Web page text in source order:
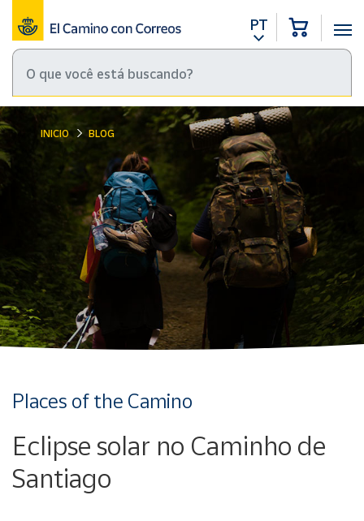
PT
INICIO BLOG
Places of the Camino
Eclipse solar no Caminho de
Santiago